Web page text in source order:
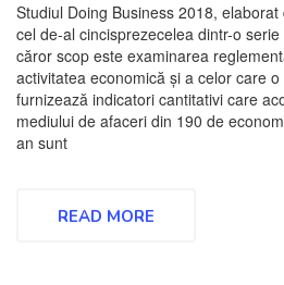
Studiul Doing Business 2018,
cel de-al cincisprezecelea dintr-o
căror scop este examinarea
activitatea economică și a celor care
furnizează indicatori cantitativi care
mediului de afaceri din 190 de
an sunt
READ MORE